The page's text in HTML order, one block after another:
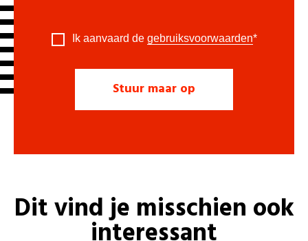
Ik aanvaard de gebruiksvoorwaarden*
Dit vind je misschien ook